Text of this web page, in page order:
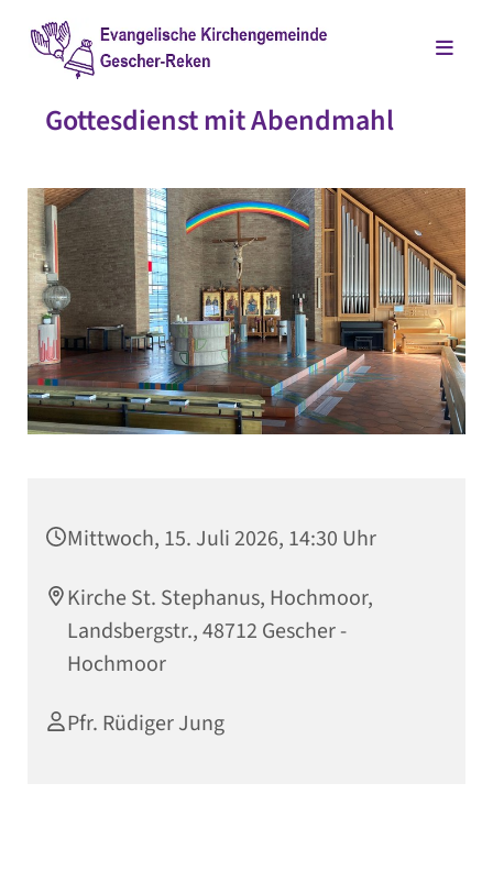
Gottesdienst mit Abendmahl
Mittwoch, 15. Juli 2026, 14:30 Uhr
Kirche St. Stephanus, Hochmoor,
Landsbergstr., 48712 Gescher -
Hochmoor
Pfr. Rüdiger Jung